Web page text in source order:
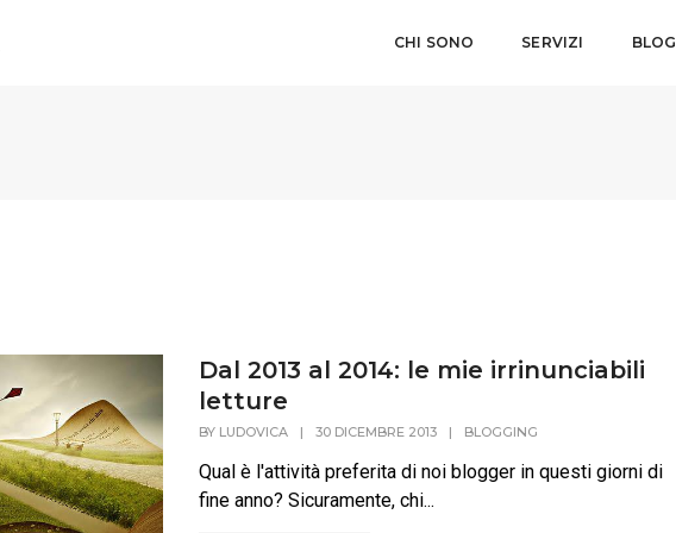
CHI SONO SERVIZI BLOG
Dal 2013 al 2014: le mie irrinunciabili
letture
BY LUDOVICA | 30 DICEMBRE 2013 | BLOGGING
Qual è l'attività preferita di noi blogger in questi giorni di
fine anno? Sicuramente, chi...